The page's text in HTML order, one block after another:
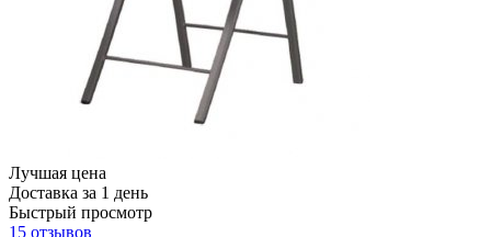
Лучшая цена
Доставка за 1 день
Быстрый просмотр
15 отзывов